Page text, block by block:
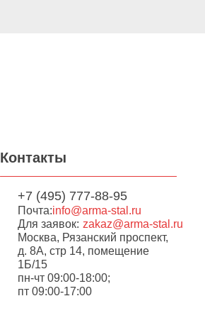
Контакты
+7 (495) 777-88-95
Почта:info@arma-stal.ru
Для заявок: zakaz@arma-stal.ru
Москва, Рязанский проспект,
д. 8А, стр 14, помещение
1Б/15
пн-чт 09:00-18:00;
пт 09:00-17:00